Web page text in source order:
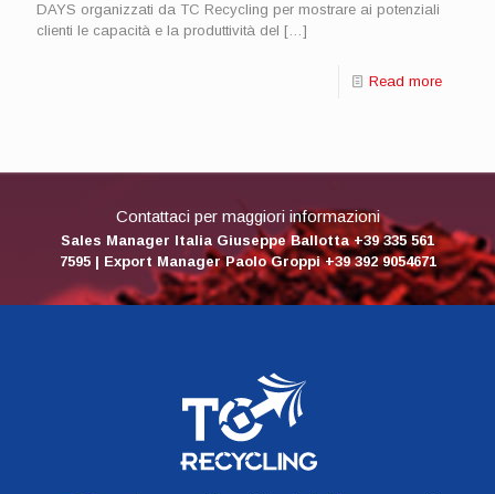
DAYS organizzati da TC Recycling per mostrare ai potenziali
clienti le capacità e la produttività del […]
Read more
Contattaci per maggiori informazioni
Sales Manager Italia Giuseppe Ballotta +39 335 561
7595 | Export Manager Paolo Groppi +39 392 9054671